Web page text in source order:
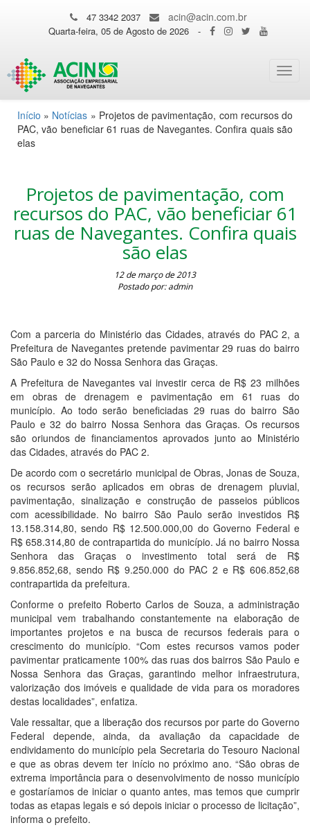
47 3342 2037 acin@acin.com.br
Quarta-feira, 05 de Agosto de 2026 -
Início » Notícias » Projetos de pavimentação, com recursos do
PAC, vão beneficiar 61 ruas de Navegantes. Confira quais são
elas
Projetos de pavimentação, com
recursos do PAC, vão beneficiar 61
ruas de Navegantes. Confira quais
são elas
12 de março de 2013
Postado por: admin
Com a parceria do Ministério das Cidades, através do PAC 2, a
Prefeitura de Navegantes pretende pavimentar 29 ruas do bairro
São Paulo e 32 do Nossa Senhora das Graças.
A Prefeitura de Navegantes vai investir cerca de R$ 23 milhões
em obras de drenagem e pavimentação em 61 ruas do
município. Ao todo serão beneficiadas 29 ruas do bairro São
Paulo e 32 do bairro Nossa Senhora das Graças. Os recursos
são oriundos de financiamentos aprovados junto ao Ministério
das Cidades, através do PAC 2.
De acordo com o secretário municipal de Obras, Jonas de Souza,
os recursos serão aplicados em obras de drenagem pluvial,
pavimentação, sinalização e construção de passeios públicos
com acessibilidade. No bairro São Paulo serão investidos R$
13.158.314,80, sendo R$ 12.500.000,00 do Governo Federal e
R$ 658.314,80 de contrapartida do município. Já no bairro Nossa
Senhora das Graças o investimento total será de R$
9.856.852,68, sendo R$ 9.250.000 do PAC 2 e R$ 606.852,68
contrapartida da prefeitura.
Conforme o prefeito Roberto Carlos de Souza, a administração
municipal vem trabalhando constantemente na elaboração de
importantes projetos e na busca de recursos federais para o
crescimento do município. “Com estes recursos vamos poder
pavimentar praticamente 100% das ruas dos bairros São Paulo e
Nossa Senhora das Graças, garantindo melhor infraestrutura,
valorização dos imóveis e qualidade de vida para os moradores
destas localidades”, enfatiza.
Vale ressaltar, que a liberação dos recursos por parte do Governo
Federal depende, ainda, da avaliação da capacidade de
endividamento do município pela Secretaria do Tesouro Nacional
e que as obras devem ter início no próximo ano. “São obras de
extrema importância para o desenvolvimento de nosso município
e gostaríamos de iniciar o quanto antes, mas temos que cumprir
todas as etapas legais e só depois iniciar o processo de licitação”,
informa o prefeito.